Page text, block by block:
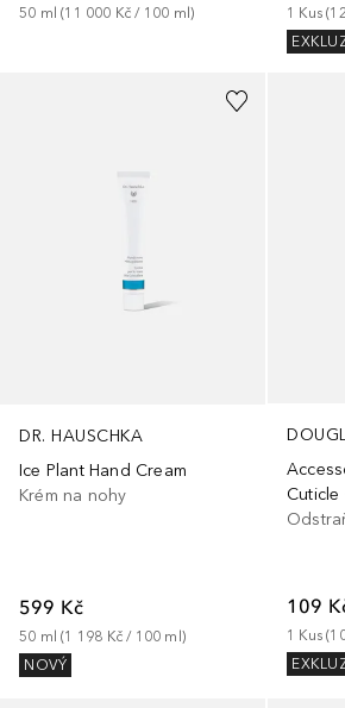
50 ml (11 000 Kč / 100 ml) 1 Kus (
DR. HAUSCHKA
Ice Plant Hand Cream
Krém na nohy
599 Kč
50 ml (1 198 Kč / 100 ml)
NOVÝ
109
1 Kus (